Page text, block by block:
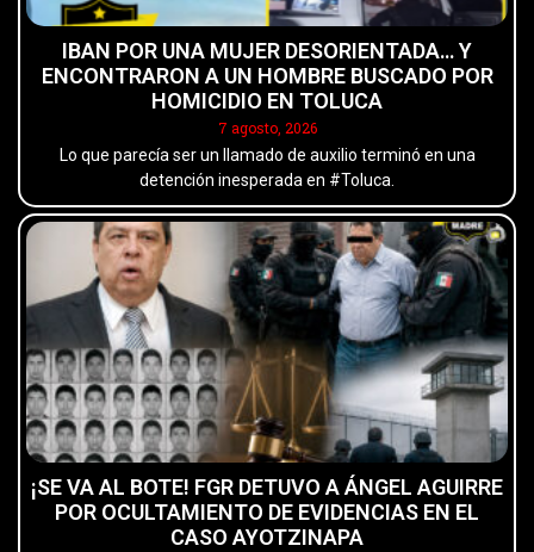
IBAN POR UNA MUJER DESORIENTADA… Y
ENCONTRARON A UN HOMBRE BUSCADO POR
HOMICIDIO EN TOLUCA
7 agosto, 2026
Lo que parecía ser un llamado de auxilio terminó en una
detención inesperada en #Toluca.
¡SE VA AL BOTE! FGR DETUVO A ÁNGEL AGUIRRE
POR OCULTAMIENTO DE EVIDENCIAS EN EL
CASO AYOTZINAPA